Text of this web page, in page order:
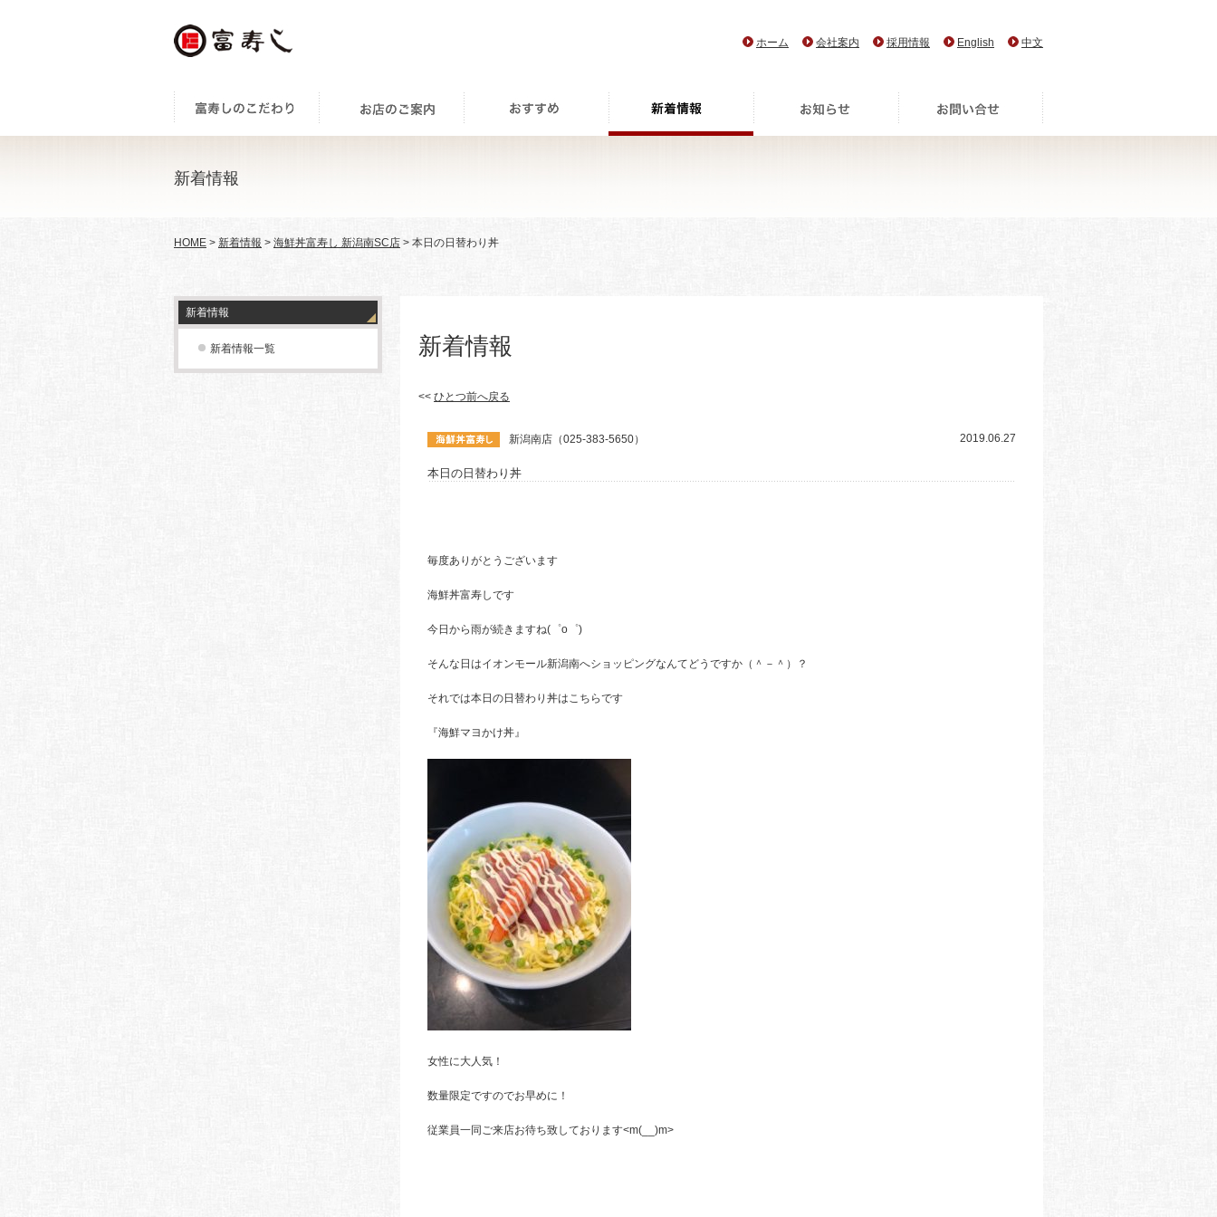
ホーム 会社案内 採用情報 English 中文
新着情報
HOME > 新着情報 > 海鮮丼富寿し 新潟南SC店 > 本日の日替わり丼
新着情報
新着情報一覧 新着情報
<< ひとつ前へ戻る
新潟南店（025-383-5650） 2019.06.27
本日の日替わり丼
毎度ありがとうございます
海鮮丼富寿しです
今日から雨が続きますね(゜o゜)
そんな日はイオンモール新潟南へショッピングなんてどうですか（＾－＾）？
それでは本日の日替わり丼はこちらです
『海鮮マヨかけ丼』
女性に大人気！
数量限定ですのでお早めに！
従業員一同ご来店お待ち致しております<m(__)m>